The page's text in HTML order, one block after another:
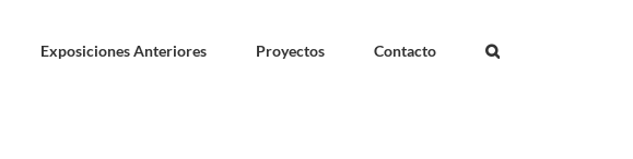
Exposiciones Anteriores Proyectos Contacto